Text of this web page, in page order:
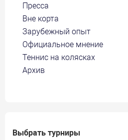
Пресса
Вне корта
Зарубежный опыт
Официальное мнение
Теннис на колясках
Архив
Выбрать турниры